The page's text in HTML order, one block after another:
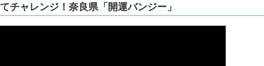
チャレンジ！奈良県「開運バンジー」